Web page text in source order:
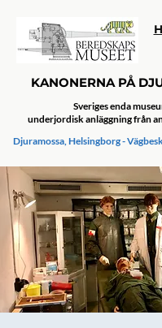
KANONERNA PÅ
Djuramossa, Helsingborg -
Sveriges enda
underjordisk anläggning från